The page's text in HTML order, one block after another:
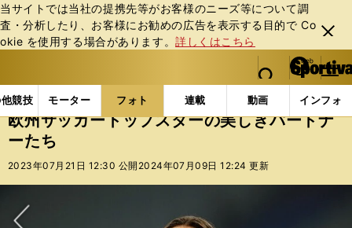
当サイトでは当社の提携先等がお客様のニーズ等について調
査・分析したり、お客様にお勧めの広告を表⽰する⽬的で Co
okie を使⽤する場合があります。詳しくはこちら
閉じ
る
web Sportiva (webスポルティーバ)
検索
マイペ
ー
ジ
メニュ
競技 モーター フォト 連載 動画 インフォ
b
ス
ポ
ル
バ
フォトギャラリー 欧州サッカートップスターの美しき
欧州サッカートップスターの美しきパートナ
ーたち
2023年07月21日 12:30 公開 2024年07月09日 12:24 更新